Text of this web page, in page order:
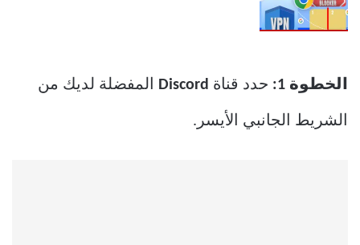
الخطوة 1: حدد قناة Discord المفضلة لديك من
الشريط الجانبي الأيسر.